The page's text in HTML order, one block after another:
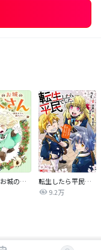
あなたのお城の小人さん ～御飯下さい、働きますっ～（コミック）【分冊版】
転生したら平民でした。～生活水準に耐えられないので貴族を目指します～（コミック）
9.2万